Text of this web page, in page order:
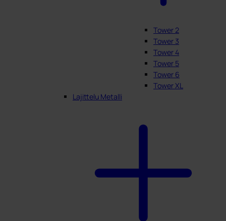
Tower 2
Tower 3
Tower 4
Tower 5
Tower 6
Tower XL
Lajittelu Metalli